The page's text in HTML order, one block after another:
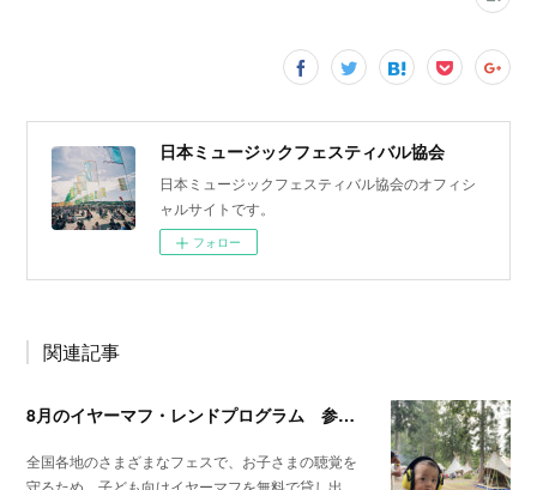
日本ミュージックフェスティバル協会
日本ミュージックフェスティバル協会のオフィシ
ャルサイトです。
フォロー
関連記事
8月のイヤーマフ・レンドプログラム 参加・実施予定フェスのお知らせ
全国各地のさまざまなフェスで、お子さまの聴覚を
守るため、子ども向けイヤーマフを無料で貸し出…